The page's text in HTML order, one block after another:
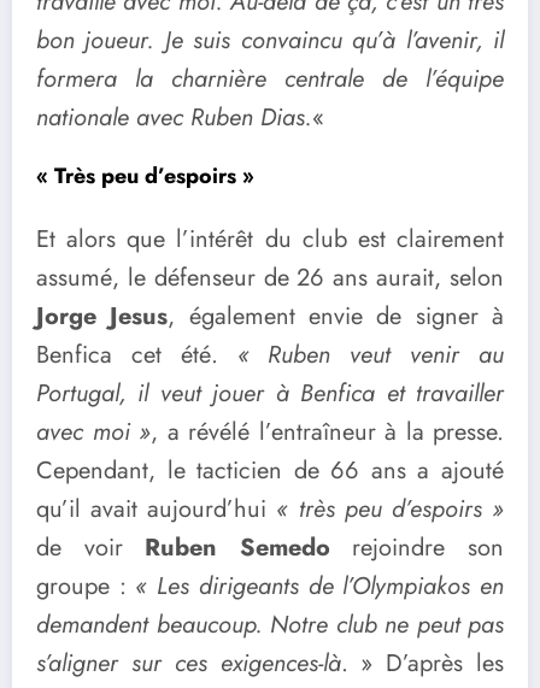
bon joueur. Je suis convaincu qu’à l’avenir, il
formera la charnière centrale de l’équipe
nationale avec Ruben Dias.«
« Très peu d’espoirs »
Et alors que l’intérêt du club est clairement
assumé, le défenseur de 26 ans aurait, selon
Jorge Jesus, également envie de signer à
Benfica cet été. « Ruben veut venir au
Portugal, il veut jouer à Benfica et travailler
avec moi », a révélé l’entraîneur à la presse.
Cependant, le tacticien de 66 ans a ajouté
qu’il avait aujourd’hui « très peu d’espoirs »
de voir Ruben Semedo rejoindre son
groupe : « Les dirigeants de l’Olympiakos en
demandent beaucoup. Notre club ne peut pas
s’aligner sur ces exigences-là. » D’après les